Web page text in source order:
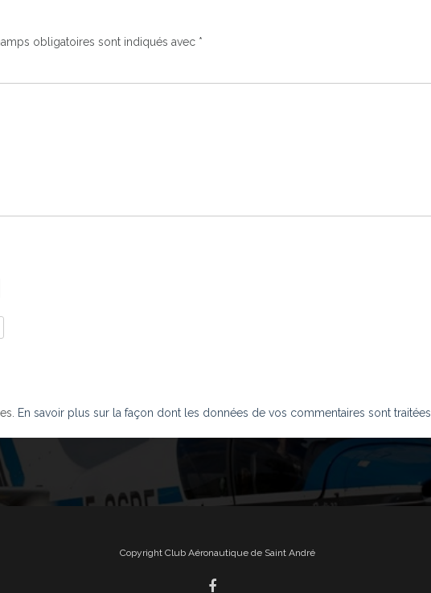
obligatoires sont indiqués avec *
En savoir plus sur la façon dont les données de vos commentaires sont traitées
Copyright Club Aéronautique de Saint André